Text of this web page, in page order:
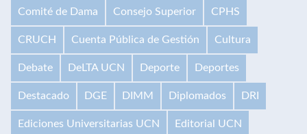
Comité de Dama Consejo Superior CPHS
CRUCH Cuenta Pública de Gestión Cultura
Debate DeLTA UCN Deporte Deportes
Destacado DGE DIMM Diplomados DRI
Ediciones Universitarias UCN Editorial UCN